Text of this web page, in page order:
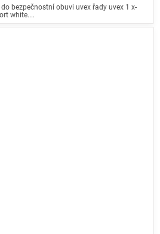
bezpečnostní obuvi uvex řady uvex 1 x-
white....